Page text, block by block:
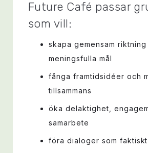
Future Café passar
som vill:
skapa gemensam riktning
meningsfulla mål
fånga framtidsidéer och
tillsammans
öka delaktighet,
samarbete
föra dialoger som